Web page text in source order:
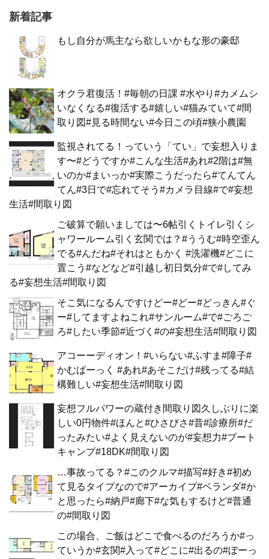
新着記事
もし自分が馬主なら欲しいかもな形の豪邸
オクラ君復活！#毎朝の日課 #水やり#カメムシ
いなくなる#復活する#嬉しい#猫みていて#間
取り図#見る時間ない#今日この頃#狭小農園
監視されてる！っていう「てい」で妄想入りま
す〜#どうですか#こんな生活#あれ#2階は#無
いのか#まいっか#実際こうだったら#てんてん
てん#3日で#忘れてそう#カメラ目線#で#妄想
生活#間取り図
ご破算で願いましては〜6帖引くトイレ引くシ
ャワールーム引く玄関では？#ううむ#時空歪ん
でる#んだね#それはともかく #洗濯機#どこに
置こう#などなど#引越し初日気分#で#してみ
る#妄想生活#間取り図
そこ気になるんですけどー#どー#どっきん#ぐ
ー#してますよねこれ#サンルーム#で#ごろご
ろ#したい季節#近づく#の#妄想生活#間取り図
アコーーディオン！#いらない#ふすま#障子#
かむばーっく #あれ#あそこだけ#残ってる#結
構難しい#妄想生活#間取り図
妄想フルパワーの蔵付き間取り図久しぶりに楽
しい0円物件#ほんと#ひさびさ#昔#診療所#だ
ったみたい#よく見えないのが#妄想力#ブート
キャンプ#18DK#間取り図
…事故ってる？#このクルマ#描写#好き#初め
て見るタイプなので#アーカイブ#ベランダ#か
と思ったら#納戸#廊下#な気もするけど#普通
の#間取り図
この場合、ご飯はどこで食べるのだろうか#っ
ていうか#玄関#入って#どこに#出るの#ぼーっ